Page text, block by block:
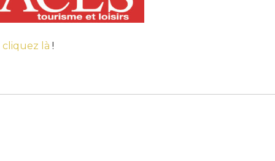
cliquez là !